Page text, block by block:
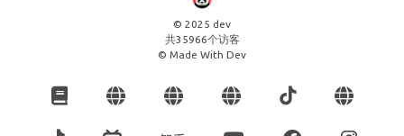
© 2025 dev
共35966个访客
© Made With Dev